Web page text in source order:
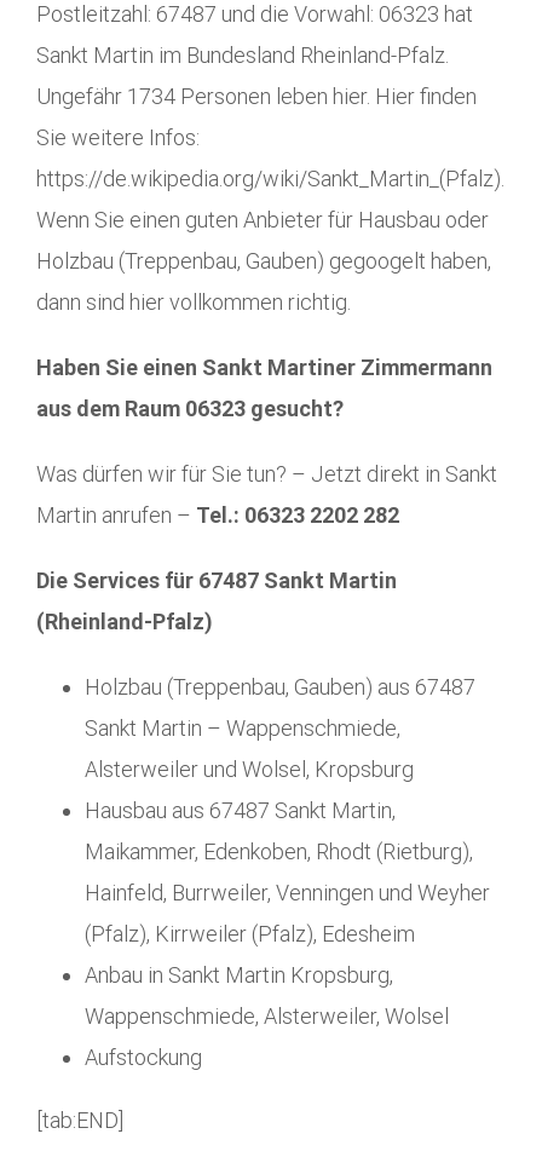
Postleitzahl: 67487 und die Vorwahl: 06323 hat
Sankt Martin im Bundesland Rheinland-Pfalz.
Ungefähr 1734 Personen leben hier. Hier finden
Sie weitere Infos:
https://de.wikipedia.org/wiki/Sankt_Martin_(Pfalz).
Wenn Sie einen guten Anbieter für Hausbau oder
Holzbau (Treppenbau, Gauben) gegoogelt haben,
dann sind hier vollkommen richtig.
Haben Sie einen Sankt Martiner Zimmermann
aus dem Raum 06323 gesucht?
Was dürfen wir für Sie tun? – Jetzt direkt in Sankt
Martin anrufen – Tel.: 06323 2202 282
Die Services für 67487 Sankt Martin
(Rheinland-Pfalz)
Holzbau (Treppenbau, Gauben) aus 67487
Sankt Martin – Wappenschmiede,
Alsterweiler und Wolsel, Kropsburg
Hausbau aus 67487 Sankt Martin,
Maikammer, Edenkoben, Rhodt (Rietburg),
Hainfeld, Burrweiler, Venningen und Weyher
(Pfalz), Kirrweiler (Pfalz), Edesheim
Anbau in Sankt Martin Kropsburg,
Wappenschmiede, Alsterweiler, Wolsel
Aufstockung
[tab:END]